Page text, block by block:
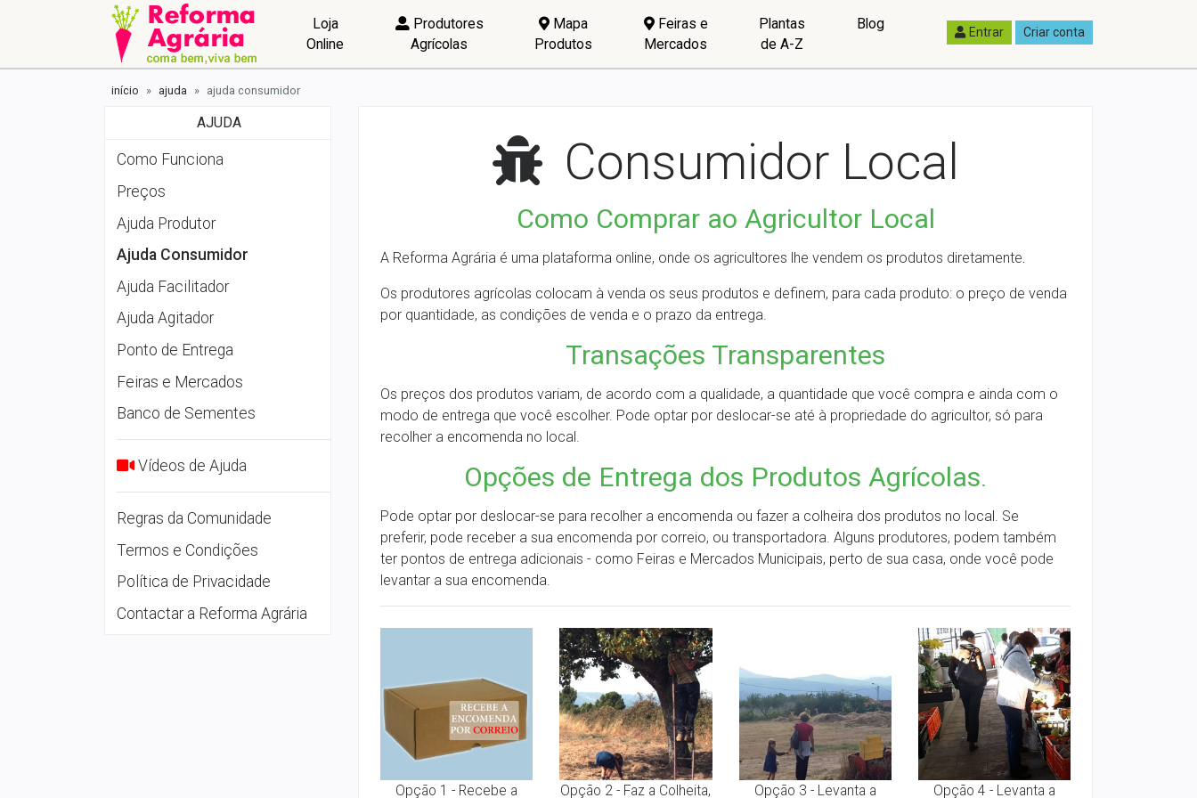
Loja
Online
Produtores
Agrícolas
Mapa
Produtos
Feiras e
Mercados
Plantas
de A-Z
Blog Entrar Criar conta
início ajuda ajuda consumidor
AJUDA
Como Funciona
Preços
Ajuda Produtor
Ajuda Consumidor
Ajuda Facilitador
Ajuda Agitador
Ponto de Entrega
Feiras e Mercados
Banco de Sementes
Vídeos de Ajuda
Regras da Comunidade
Termos e Condições
Política de Privacidade
Contactar a Reforma Agrária
Consumidor Local
Como Comprar ao Agricultor Local
A Reforma Agrária é uma plataforma online, onde os agricultores lhe vendem os produtos diretamente.
Os produtores agrícolas colocam à venda os seus produtos e definem, para cada produto: o preço de venda
por quantidade, as condições de venda e o prazo da entrega.
Transações Transparentes
Os preços dos produtos variam, de acordo com a qualidade, a quantidade que você compra e ainda com o
modo de entrega que você escolher. Pode optar por deslocar-se até à propriedade do agricultor, só para
recolher a encomenda no local.
Opções de Entrega dos Produtos Agrícolas.
Pode optar por deslocar-se para recolher a encomenda ou fazer a colheira dos produtos no local. Se
preferir, pode receber a sua encomenda por correio, ou transportadora. Alguns produtores, podem também
ter pontos de entrega adicionais - como Feiras e Mercados Municipais, perto de sua casa, onde você pode
levantar a sua encomenda.
Opção 1 - Recebe a Opção 2 - Faz a Colheita, Opção 3 - Levanta a Opção 4 - Levanta a